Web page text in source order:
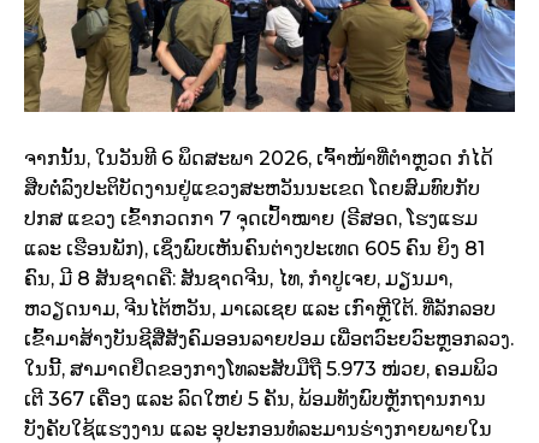
ຈາກນັ້ນ, ໃນວັນທີ 6 ພຶດສະພາ 2026, ເຈົ້າໜ້າທີ່ຕຳຫຼວດ ກໍໄດ້
ສືບຕໍ່ລົງປະຕິບັດງານຢູ່ແຂວງສະຫວັນນະເຂດ ໂດຍສົມທົບກັບ
ປກສ ແຂວງ ເຂົ້າກວດກາ 7 ຈຸດເປົ້າໝາຍ (ຣີສອດ, ໂຮງແຮມ
ແລະ ເຮືອນພັກ), ເຊິ່ງພົບເຫັນຄົນຕ່າງປະເທດ 605 ຄົນ ຍິງ 81
ຄົນ, ມີ 8 ສັນຊາດຄື: ສັນຊາດຈີນ, ໄທ, ກຳປູເຈຍ, ມຽນມາ,
ຫວຽດນາມ, ຈີນໄຕ້ຫວັນ, ມາເລເຊຍ ແລະ ເກົາຫຼີໃຕ້. ທີ່ລັກລອບ
ເຂົ້າມາສ້າງບັນຊີສື່ສັງຄົມອອນລາຍປອມ ເພື່ອຕວົະຍວົະຫຼອກລວງ.
ໃນນີ້, ສາມາດຢຶດຂອງກາງໂທລະສັບມືຖື 5.973 ໜ່ວຍ, ຄອມພິວ
ເຕີ 367 ເຄື່ອງ ແລະ ລົດໃຫຍ່ 5 ຄັນ, ພ້ອມທັງພົບຫຼັກຖານການ
ບັງຄັບໃຊ້ແຮງງານ ແລະ ອຸປະກອນທໍລະມານຮ່າງກາຍພາຍໃນ